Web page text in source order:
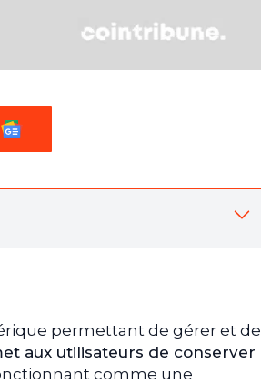
permettant de gérer et de
aux utilisateurs de conserver
comme une